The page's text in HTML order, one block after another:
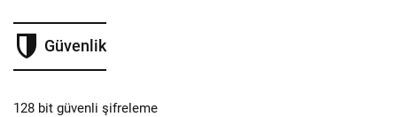
Güvenlik
128 bit güvenli şifreleme